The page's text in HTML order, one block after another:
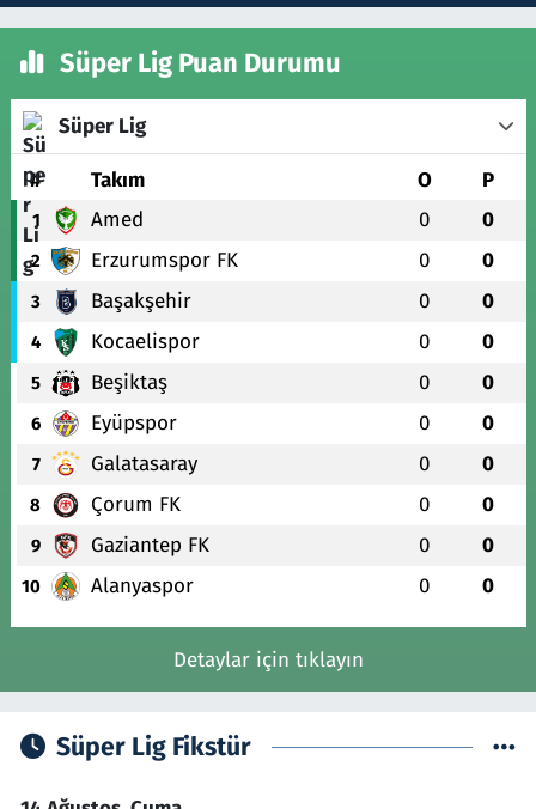
Süper Lig Puan Durumu
Süper Lig
# Takım O P
1 Amed 0 0
2 Erzurumspor FK 0 0
3 Başakşehir 0 0
4 Kocaelispor 0 0
5 Beşiktaş 0 0
6 Eyüpspor 0 0
7 Galatasaray 0 0
8 Çorum FK 0 0
9 Gaziantep FK 0 0
10 Alanyaspor 0 0
Detaylar için tıklayın
Süper Lig Fikstür